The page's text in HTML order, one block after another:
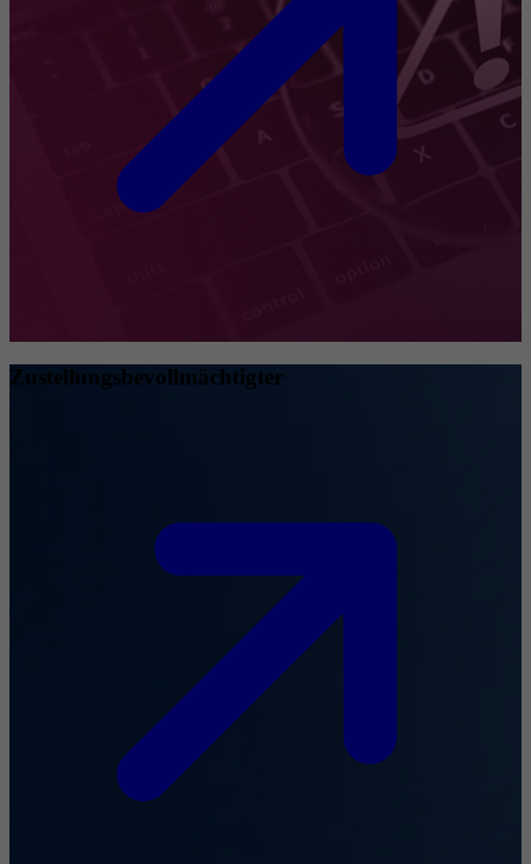
Zustellungsbevollmächtigter